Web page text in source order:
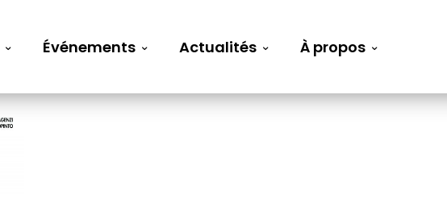
Événements Actualités À propos